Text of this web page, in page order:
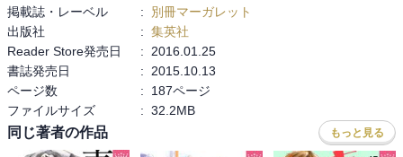
掲載誌・レーベル
:
別冊マーガレット
出版社
: 集英社
Reader Store発売日
:
2016.01.25
書誌発売日
:
2015.10.13
ページ数
:
187ページ
ファイルサイズ
: 32.2MB
同じ著者の作品 もっと見る